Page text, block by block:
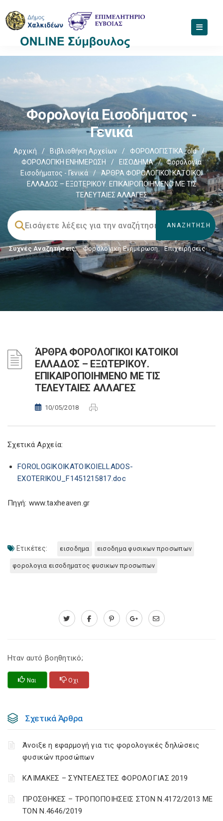
Φορολογία Εισοδήματος -
Γενικά
Αρχική / Βιβλιοθήκη Αρχείων / ΦΟΡΟΛΟΓΙΣΤΙΚΑ_old
/
ΦΟΡΟΛΟΓΙΚΗ ΕΝΗΜΕΡΩΣΗ
/ ΕΙΣΟΔΗΜΑ /
Φορολογία
Εισοδήματος - Γενικά
/
ΆΡΘΡΑ ΦΟΡΟΛΟΓΙΚΟΙ ΚΑΤΟΙΚΟΙ
ΕΛΛΑΔΟΣ – ΕΞΩΤΕΡΙΚΟΥ. ΕΠΙΚΑΙΡΟΠΟΙΗΜΕΝΟ ΜΕ ΤΙΣ
ΤΕΛΕΥΤΑΙΕΣ ΑΛΛΑΓΕΣ
Συχνές Αναζητήσεις: Φορολογικη Ενημέρωση, Επιχειρήσεις
ΆΡΘΡΑ ΦΟΡΟΛΟΓΙΚΟΙ ΚΑΤΟΙΚΟΙ
ΕΛΛΑΔΟΣ – ΕΞΩΤΕΡΙΚΟΥ.
ΕΠΙΚΑΙΡΟΠΟΙΗΜΕΝΟ ΜΕ ΤΙΣ
ΤΕΛΕΥΤΑΙΕΣ ΑΛΛΑΓΕΣ
10/05/2018
Σχετικά Αρχεία:
FOROLOGIKOIKATOIKOIELLADOS-
EXOTERIKOU_F1451215817.doc
Πηγή: www.taxheaven.gr
Ετικέτες: εισοδημα εισοδημα φυσικων προσωπων
φορολογια εισοδηματος φυσικων προσωπων
Ηταν αυτό βοηθητικό;
Ναι Οχι
Σχετικά Άρθρα
Άνοιξε η εφαρμογή για τις φορολογικές δηλώσεις
φυσικών προσώπων
ΚΛΙΜΑΚΕΣ – ΣΥΝΤΕΛΕΣΤΕΣ ΦΟΡΟΛΟΓΙΑΣ 2019
ΠΡΟΣΘΗΚΕΣ – ΤΡΟΠΟΠΟΙΗΣΕΙΣ ΣΤΟΝ Ν.4172/2013 ΜΕ
ΤΟΝ Ν.4646/2019